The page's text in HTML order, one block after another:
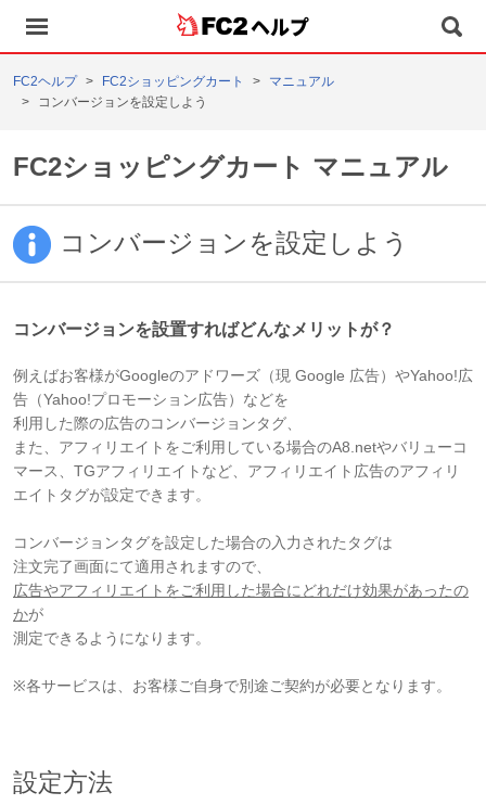
ヘルプ
FC2ヘルプ FC2ショッピングカート
マニュアル
コンバージョンを設定しよう
FC2ショッピングカート マニュアル
コンバージョンを設定しよう
コンバージョンを設置すればどんなメリットが？
例えばお客様がGoogleのアドワーズ（現 Google 広告）やYahoo!広
告（Yahoo!プロモーション広告）などを
利用した際の広告のコンバージョンタグ、
また、アフィリエイトをご利用している場合のA8.netやバリューコ
マース、TGアフィリエイトなど、アフィリエイト広告のアフィリ
エイトタグが設定できます。
コンバージョンタグを設定した場合の入力されたタグは
注文完了画面にて適用されますので、
広告やアフィリエイトをご利用した場合にどれだけ効果があったの
かが
測定できるようになります。
※各サービスは、お客様ご自身で別途ご契約が必要となります。
設定方法